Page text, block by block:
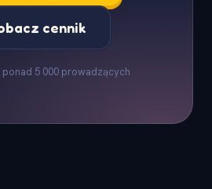
cennik
ponad 5 000 prowadzących